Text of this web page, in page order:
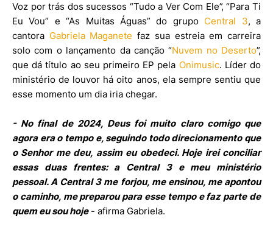
Voz por trás dos sucessos “Tudo a Ver Com Ele”, “Para Ti
Eu Vou” e “As Muitas Águas” do grupo Central 3, a
cantora Gabriela Maganete faz sua estreia em carreira
solo com o lançamento da canção “Nuvem no Deserto”,
que dá título ao seu primeiro EP pela Onimusic. Líder do
ministério de louvor há oito anos, ela sempre sentiu que
esse momento um dia iria chegar.
- No final de 2024, Deus foi muito claro comigo que
agora era o tempo e, seguindo todo direcionamento que
o Senhor me deu, assim eu obedeci. Hoje irei conciliar
essas duas frentes: a Central 3 e meu ministério
pessoal. A Central 3 me forjou, me ensinou, me apontou
o caminho, me preparou para esse tempo e faz parte de
quem eu sou hoje- afirma Gabriela.